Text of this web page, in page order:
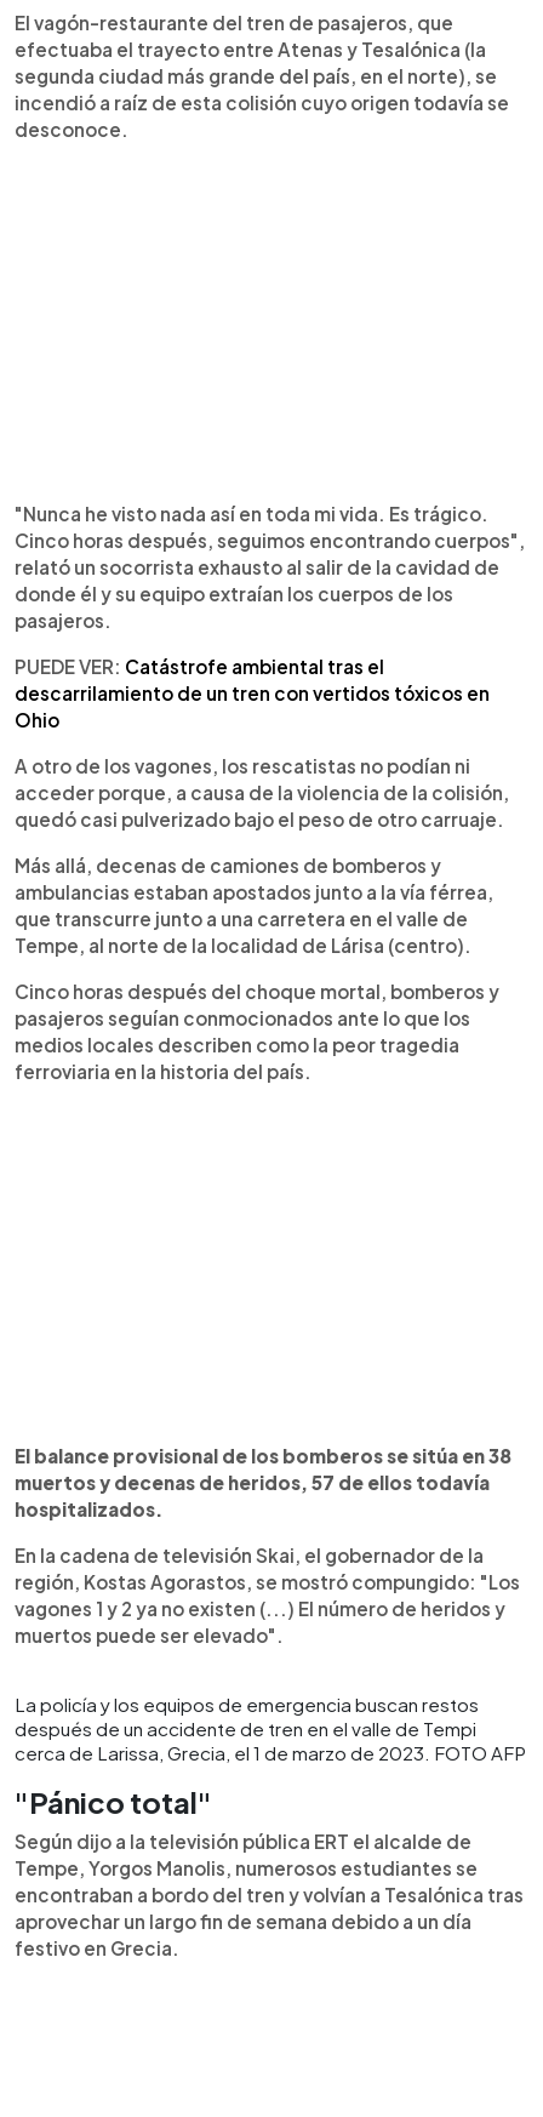
El vagón-restaurante del tren de pasajeros, que
efectuaba el trayecto entre Atenas y Tesalónica (la
segunda ciudad más grande del país, en el norte), se
incendió a raíz de esta colisión cuyo origen todavía se
desconoce.
"Nunca he visto nada así en toda mi vida. Es trágico.
Cinco horas después, seguimos encontrando cuerpos",
relató un socorrista exhausto al salir de la cavidad de
donde él y su equipo extraían los cuerpos de los
pasajeros.
PUEDE VER: Catástrofe ambiental tras el
descarrilamiento de un tren con vertidos tóxicos en
Ohio
A otro de los vagones, los rescatistas no podían ni
acceder porque, a causa de la violencia de la colisión,
quedó casi pulverizado bajo el peso de otro carruaje.
Más allá, decenas de camiones de bomberos y
ambulancias estaban apostados junto a la vía férrea,
que transcurre junto a una carretera en el valle de
Tempe, al norte de la localidad de Lárisa (centro).
Cinco horas después del choque mortal, bomberos y
pasajeros seguían conmocionados ante lo que los
medios locales describen como la peor tragedia
ferroviaria en la historia del país.
El balance provisional de los bomberos se sitúa en 38
muertos y decenas de heridos, 57 de ellos todavía
hospitalizados.
En la cadena de televisión Skai, el gobernador de la
región, Kostas Agorastos, se mostró compungido: "Los
vagones 1 y 2 ya no existen (...) El número de heridos y
muertos puede ser elevado".
La policía y los equipos de emergencia buscan restos
después de un accidente de tren en el valle de Tempi
cerca de Larissa, Grecia, el 1 de marzo de 2023. FOTO AFP
"Pánico total"
Según dijo a la televisión pública ERT el alcalde de
Tempe, Yorgos Manolis, numerosos estudiantes se
encontraban a bordo del tren y volvían a Tesalónica tras
aprovechar un largo fin de semana debido a un día
festivo en Grecia.